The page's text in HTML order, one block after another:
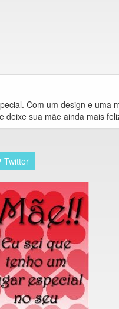
Com um design e uma
deixe sua mãe ainda mais
Twitter